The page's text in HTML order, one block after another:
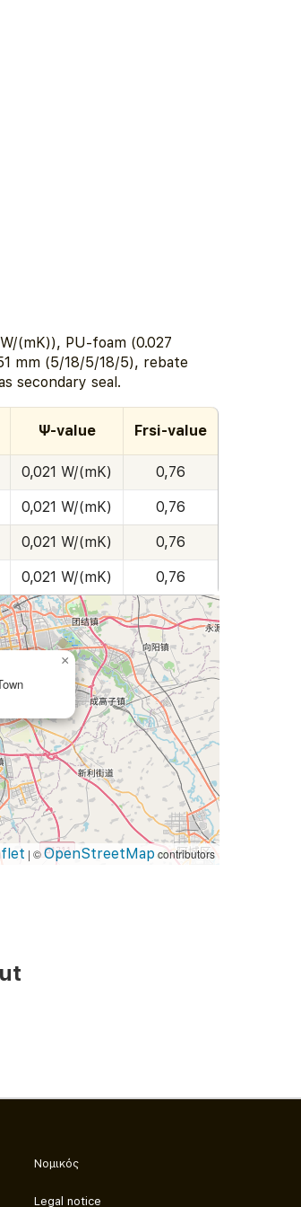
(mK)), PU-foam (0.027
mm (5/18/5/18/5), rebate
secondary seal.
Ψ-value Frsi-value
0,021 W/(mK) 0,76
0,021 W/(mK) 0,76
0,021 W/(mK) 0,76
0,021 W/(mK) 0,76
×
| ©OpenStreetMap contributors
Νομικός
Legal notice